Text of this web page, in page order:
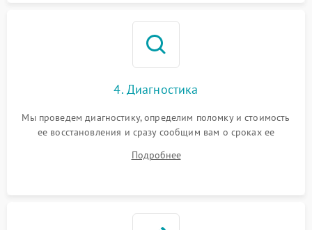
4. Диагностика
Мы проведем диагностику, определим поломку и стоимость
ее восстановления и сразу сообщим вам о сроках ее
Подробнее